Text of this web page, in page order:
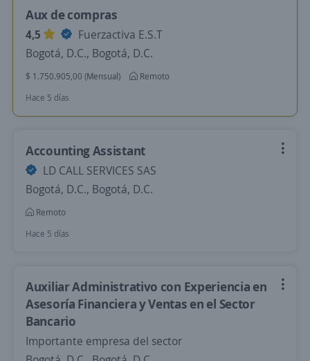
Aux de compras
4,5
Fuerzactiva E.S.T
Bogotá, D.C., Bogotá, D.C.
$ 1.750.905,00 (Mensual)
Remoto
Hace 5 días
Accounting Assistant
LD CALL SERVICES SAS
Bogotá, D.C., Bogotá, D.C.
Remoto
Hace 5 días
Auxiliar Administrativo con Experiencia en
Asesoría Financiera y Ventas en el Sector
Bancario
Importante empresa del sector